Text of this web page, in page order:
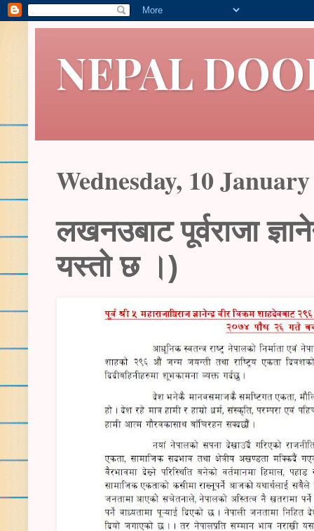
NEPAL
Wednesday, 10
लखनउबाट पूर्वराजा
यस्तो छ ।)